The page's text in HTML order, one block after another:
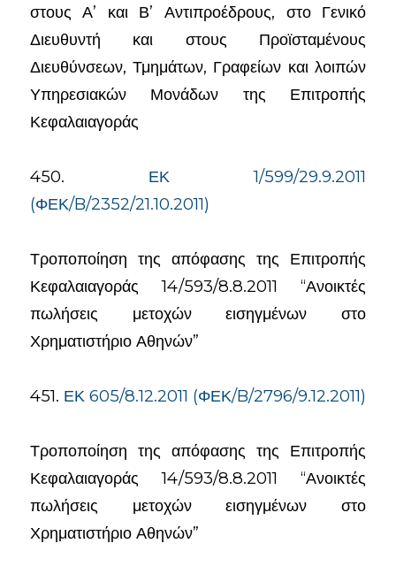
στους Α’ και Β’ Αντιπροέδρους, στο Γενικό
Διευθυντή και στους Προϊσταμένους
Διευθύνσεων, Τμημάτων, Γραφείων και λοιπών
Υπηρεσιακών Μονάδων της Επιτροπής
Κεφαλαιαγοράς
450. ΕΚ 1/599/29.9.2011
(ΦΕΚ/B/2352/21.10.2011)
Τροποποίηση της απόφασης της Επιτροπής
Κεφαλαιαγοράς 14/593/8.8.2011 “Ανοικτές
πωλήσεις μετοχών εισηγμένων στο
Χρηματιστήριο Αθηνών”
451. ΕΚ 605/8.12.2011 (ΦΕΚ/B/2796/9.12.2011)
Τροποποίηση της απόφασης της Επιτροπής
Κεφαλαιαγοράς 14/593/8.8.2011 “Ανοικτές
πωλήσεις μετοχών εισηγμένων στο
Χρηματιστήριο Αθηνών”